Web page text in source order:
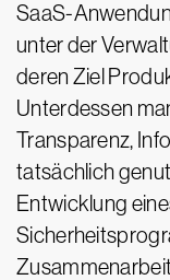
SaaS-
unter der
deren Ziel
Unterdessen
Transparenz,
tatsächlich
Entwicklung